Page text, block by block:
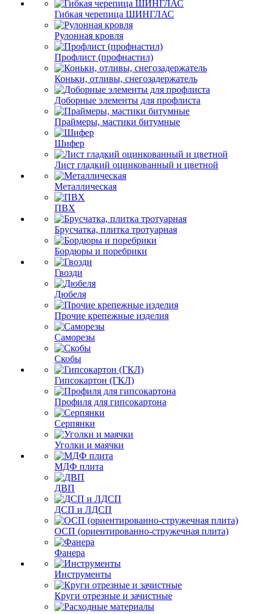
Гибкая черепица ШИНГЛАС
Рулонная кровля
Профлист (профнастил)
Коньки, отливы, снегозадержатель
Доборные элементы для профлиста
Праймеры, мастики битумные
Шифер
Лист гладкий оцинкованный и цветной
Металлическая
ПВХ
Брусчатка, плитка тротуарная
Бордюры и поребрики
Гвозди
Дюбеля
Прочие крепежные изделия
Саморезы
Скобы
Гипсокартон (ГКЛ)
Профиля для гипсокартона
Серпянки
Уголки и маячки
МДФ плита
ДВП
ДСП и ЛДСП
ОСП (ориентированно-стружечная плита)
Фанера
Инструменты
Круги отрезные и зачистные